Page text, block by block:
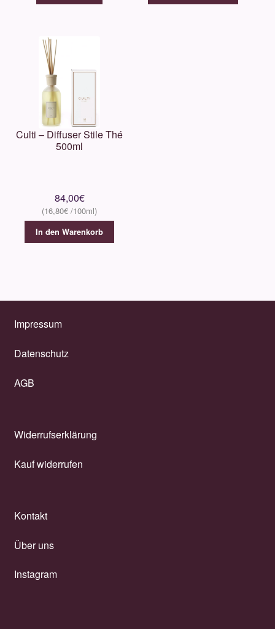
Culti – Diffuser Stile Thé
500ml
84,00€
16,80€
In den Warenkorb
Impressum
Datenschutz
AGB
Widerrufserklärung
Kauf widerrufen
Kontakt
Über uns
Instagram